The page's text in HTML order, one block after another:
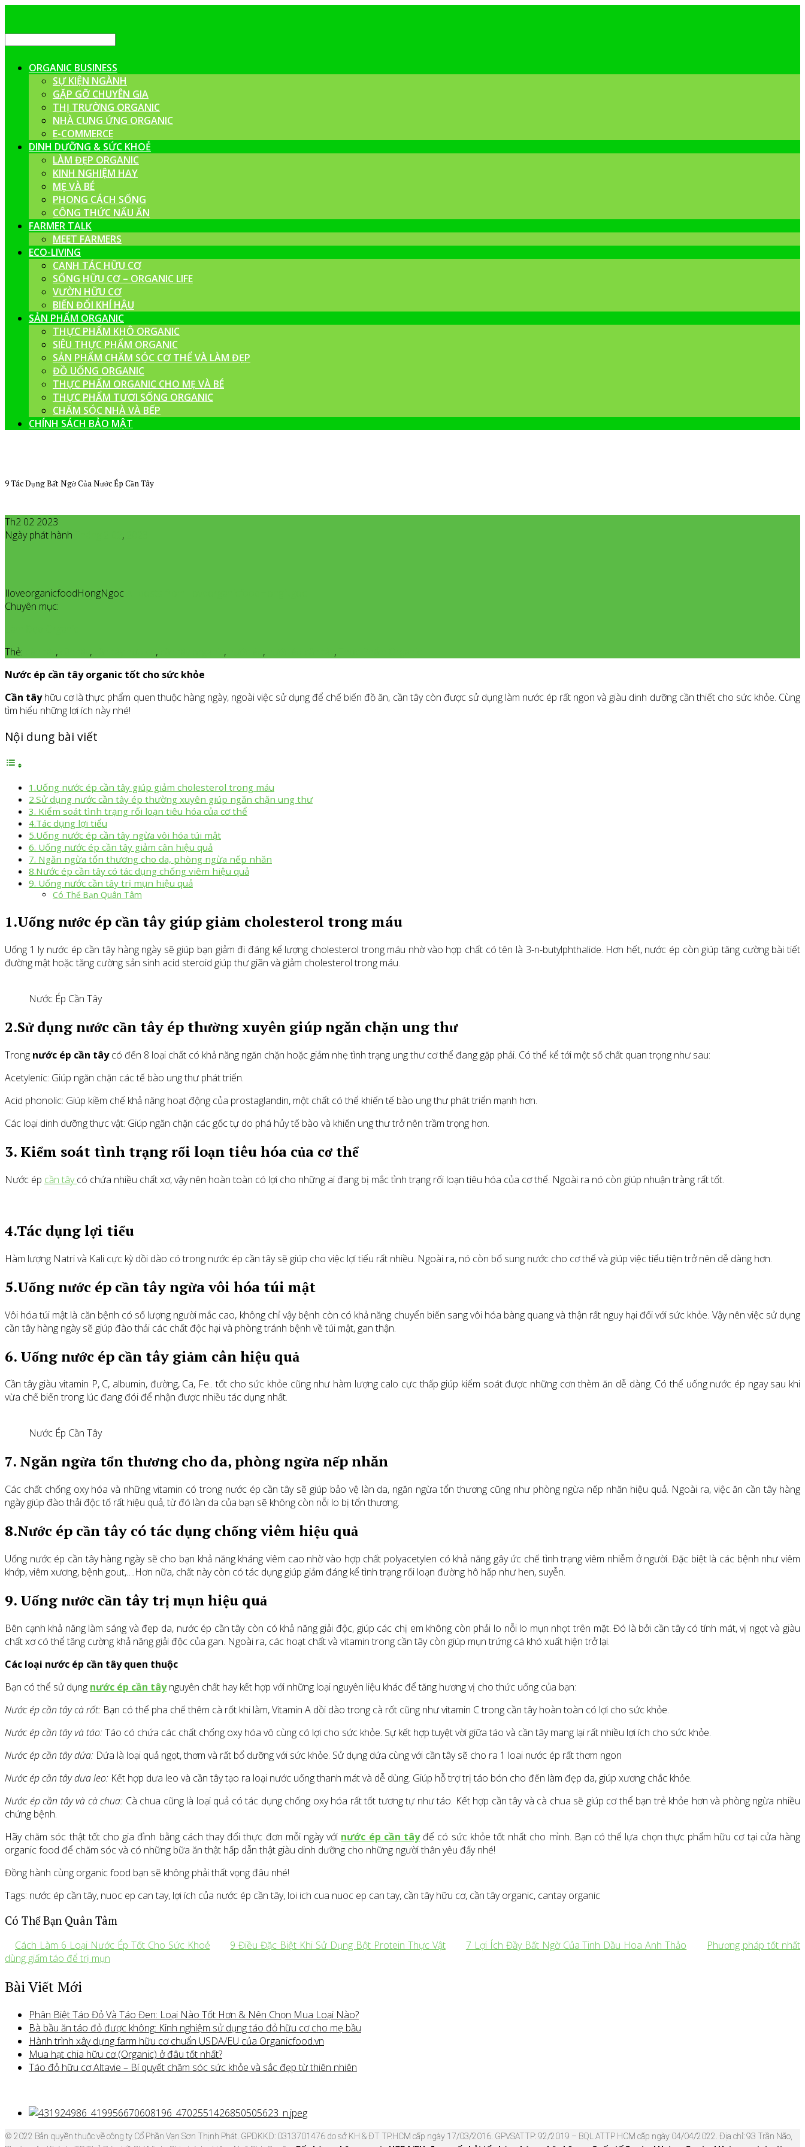
ORGANIC BUSINESS
SỰ KIỆN NGÀNH
GẶP GỠ CHUYÊN GIA
THỊ TRƯỜNG ORGANIC
NHÀ CUNG ỨNG ORGANIC
E-COMMERCE
DINH DƯỠNG & SỨC KHOẺ
LÀM ĐẸP ORGANIC
KINH NGHIỆM HAY
MẸ VÀ BÉ
PHONG CÁCH SỐNG
CÔNG THỨC NẤU ĂN
FARMER TALK
MEET FARMERS
ECO-LIVING
CANH TÁC HỮU CƠ
SỐNG HỮU CƠ – ORGANIC LIFE
VƯỜN HỮU CƠ
BIẾN ĐỔI KHÍ HẬU
SẢN PHẨM ORGANIC
THỰC PHẨM KHÔ ORGANIC
SIÊU THỰC PHẨM ORGANIC
SẢN PHẨM CHĂM SÓC CƠ THỂ VÀ LÀM ĐẸP
ĐỒ UỐNG ORGANIC
THỰC PHẨM ORGANIC CHO MẸ VÀ BÉ
THỰC PHẨM TƯƠI SỐNG ORGANIC
CHĂM SÓC NHÀ VÀ BẾP
CHÍNH SÁCH BẢO MẬT
9 Tác Dụng Bất Ngờ Của Nước Ép Cần Tây
Th2 02 2023
Ngày phát hành
,
IloveorganicfoodHongNgoc
Chuyên mục:
Thẻ:
, , , , , ,
Nước ép cần tây organic tốt cho sức khỏe
Cần tâyhữu cơ là thực phẩm quen thuộc hàng ngày, ngoài việc sử dụng để chế biến đồ ăn, cần tây còn được sử dụng làm nước ép rất ngon và giàu dinh dưỡng cần thiết cho sức khỏe. Cùng
tìm hiểu những lơi ích này nhé!
Nội dung bài viết
1.Uống nước ép cần tây giúp giảm cholesterol trong máu
2.Sử dụng nước cần tây ép thường xuyên giúp ngăn chặn ung thư
3. Kiểm soát tình trạng rối loạn tiêu hóa của cơ thể
4.Tác dụng lợi tiểu
5.Uống nước ép cần tây ngừa vôi hóa túi mật
6. Uống nước ép cần tây giảm cân hiệu quả
7. Ngăn ngừa tổn thương cho da, phòng ngừa nếp nhăn
8.Nước ép cần tây có tác dụng chống viêm hiệu quả
9. Uống nước cần tây trị mụn hiệu quả
Có Thể Bạn Quân Tâm
1.Uống nước ép cần tây giúp giảm cholesterol trong máu
Uống 1 ly nước ép cần tây hàng ngày sẽ giúp bạn giảm đi đáng kể lượng cholesterol trong máu nhờ vào hợp chất có tên là 3-n-butylphthalide. Hơn hết, nước ép còn giúp tăng cường bài tiết
đường mật hoặc tăng cường sản sinh acid steroid giúp thư giãn và giảm cholesterol trong máu.
Nước Ép Cần Tây
2.Sử dụng nước cần tây ép thường xuyên giúp ngăn chặn ung thư
Trong nước ép cần tâycó đến 8 loại chất có khả năng ngăn chặn hoặc giảm nhẹ tình trạng ung thư cơ thể đang gặp phải. Có thể kể tới một số chất quan trọng như sau:
Acetylenic: Giúp ngăn chặn các tế bào ung thư phát triển.
Acid phonolic: Giúp kiềm chế khả năng hoạt động của prostaglandin, một chất có thể khiến tế bào ung thư phát triển mạnh hơn.
Các loại dinh dưỡng thực vật: Giúp ngăn chặn các gốc tự do phá hủy tế bào và khiến ung thư trở nên trầm trọng hơn.
3. Kiểm soát tình trạng rối loạn tiêu hóa của cơ thể
Nước ép cần tâycó chứa nhiều chất xơ, vậy nên hoàn toàn có lợi cho những ai đang bị mắc tình trạng rối loạn tiêu hóa của cơ thể. Ngoài ra nó còn giúp nhuận tràng rất tốt.
4.Tác dụng lợi tiểu
Hàm lượng Natri và Kali cực kỳ dồi dào có trong nước ép cần tây sẽ giúp cho việc lợi tiểu rất nhiều. Ngoài ra, nó còn bổ sung nước cho cơ thể và giúp việc tiểu tiện trở nên dễ dàng hơn.
5.Uống nước ép cần tây ngừa vôi hóa túi mật
Vôi hóa túi mật là căn bệnh có số lượng người mắc cao, không chỉ vậy bệnh còn có khả năng chuyển biến sang vôi hóa bàng quang và thận rất nguy hại đối với sức khỏe. Vậy nên việc sử dụng
cần tây hàng ngày sẽ giúp đào thải các chất độc hại và phòng tránh bệnh về túi mật, gan thận.
6. Uống nước ép cần tây giảm cân hiệu quả
Cần tây giàu vitamin P, C, albumin, đường, Ca, Fe.. tốt cho sức khỏe cũng như hàm lượng calo cực thấp giúp kiểm soát được những cơn thèm ăn dễ dàng. Có thể uống nước ép ngay sau khi
vừa chế biến trong lúc đang đói để nhận được nhiều tác dụng nhất.
Nước Ép Cần Tây
7. Ngăn ngừa tổn thương cho da, phòng ngừa nếp nhăn
Các chất chống oxy hóa và những vitamin có trong nước ép cần tây sẽ giúp bảo vệ làn da, ngăn ngừa tổn thương cũng như phòng ngừa nếp nhăn hiệu quả. Ngoài ra, việc ăn cần tây hàng
ngày giúp đào thải độc tố rất hiệu quả, từ đó làn da của bạn sẽ không còn nỗi lo bị tổn thương.
8.Nước ép cần tây có tác dụng chống viêm hiệu quả
Uống nước ép cần tây hàng ngày sẽ cho bạn khả năng kháng viêm cao nhờ vào hợp chất polyacetylen có khả năng gây ức chế tình trạng viêm nhiễm ở người. Đặc biệt là các bệnh như viêm
khớp, viêm xương, bệnh gout,….Hơn nữa, chất này còn có tác dụng giúp giảm đáng kể tình trạng rối loạn đường hô hấp như hen, suyễn.
9. Uống nước cần tây trị mụn hiệu quả
Bên cạnh khả năng làm sáng và đẹp da, nước ép cần tây còn có khả năng giải độc, giúp các chị em không còn phải lo nỗi lo mụn nhọt trên mặt. Đó là bởi cần tây có tính mát, vị ngọt và giàu
chất xơ có thể tăng cường khả năng giải độc của gan. Ngoài ra, các hoạt chất và vitamin trong cần tây còn giúp mụn trứng cá khó xuất hiện trở lại.
Các loại nước ép cần tây quen thuộc
Bạn có thể sử dụng nước ép cần tâynguyên chất hay kết hợp với những loại nguyên liệu khác để tăng hương vị cho thức uống của bạn:
Nước ép cần tây cà rốt: Bạn có thể pha chế thêm cà rốt khi làm, Vitamin A dồi dào trong cà rốt cũng như vitamin C trong cần tây hoàn toàn có lợi cho sức khỏe.
Nước ép cần tây và táo:Táo có chứa các chất chống oxy hóa vô cùng có lợi cho sức khỏe. Sự kết hợp tuyệt vời giữa táo và cần tây mang lại rất nhiều lợi ích cho sức khỏe.
Nước ép cần tây dứa: Dứa là loại quả ngọt, thơm và rất bổ dưỡng với sức khỏe. Sử dụng dứa cùng với cần tây sẽ cho ra 1 loai nước ép rất thơm ngon
Nước ép cần tây dưa leo: Kết hợp dưa leo và cần tây tạo ra loại nước uống thanh mát và dễ dùng. Giúp hỗ trợ trị táo bón cho đến làm đẹp da, giúp xương chắc khỏe.
Nước ép cần tây và cà chua: Cà chua cũng là loại quả có tác dụng chống oxy hóa rất tốt tương tự như táo. Kết hợp cần tây và cà chua sẽ giúp cơ thể bạn trẻ khỏe hơn và phòng ngừa nhiều
chứng bệnh.
Hãy chăm sóc thật tốt cho gia đình bằng cách thay đổi thực đơn mỗi ngày với nước ép cần tâyđể có sức khỏe tốt nhất cho mình. Bạn có thể lựa chọn thực phẩm hữu cơ tại cửa hàng
organic food để chăm sóc và có những bữa ăn thật hấp dẫn thật giàu dinh dưỡng cho những người thân yêu đấy nhé!
Đồng hành cùng organic food bạn sẽ không phải thất vọng đâu nhé!
Tags: nước ép cần tây, nuoc ep can tay, lợi ích của nước ép cần tây, loi ich cua nuoc ep can tay, cần tây hữu cơ, cần tây organic, cantay organic
Có Thể Bạn Quân Tâm
Cách Làm 6 Loại Nước Ép Tốt Cho Sức Khoẻ 9 Điều Đặc Biệt Khi Sử Dụng Bột Protein Thực Vật 7 Lợi Ích Đầy Bất Ngờ Của Tinh Dầu Hoa Anh Thảo
Phương pháp tốt nhất
dùng giấm táo để trị mụn
Bài Viết Mới
Phân Biệt Táo Đỏ Và Táo Đen: Loại Nào Tốt Hơn & Nên Chọn Mua Loại Nào?
Bà bầu ăn táo đỏ được không: Kinh nghiệm sử dụng táo đỏ hữu cơ cho mẹ bầu
Hành trình xây dựng farm hữu cơ chuẩn USDA/EU của Organicfood.vn
Mua hạt chia hữu cơ (Organic) ở đâu tốt nhất?
Táo đỏ hữu cơ Altavie – Bí quyết chăm sóc sức khỏe và sắc đẹp từ thiên nhiên
© 2022 Bản quyền thuộc về công ty Cổ Phần Vạn Sơn Thịnh Phát. GPDKKD: 0313701476 do sở KH & ĐT TP.HCM cấp ngày 17/03/2016. GPVSATTP: 92/2019 – BQL ATTP HCM cấp ngày 04/04/2022. Địa chỉ: 93 Trần Não,